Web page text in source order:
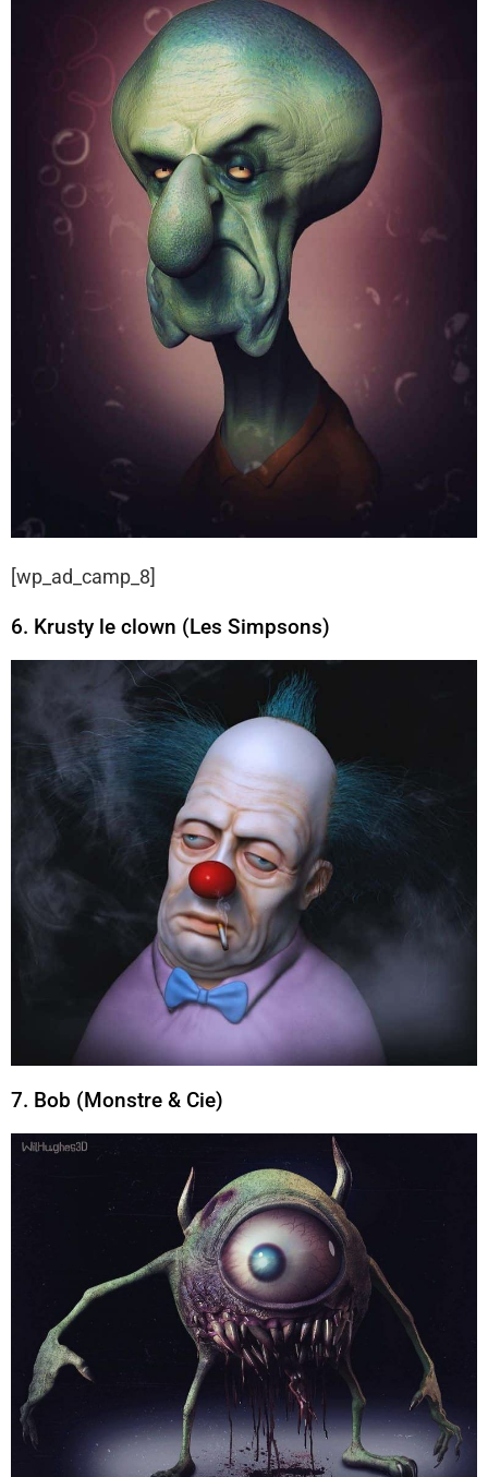
[wp_ad_camp_8]
6. Krusty le clown (Les Simpsons)
7. Bob (Monstre & Cie)